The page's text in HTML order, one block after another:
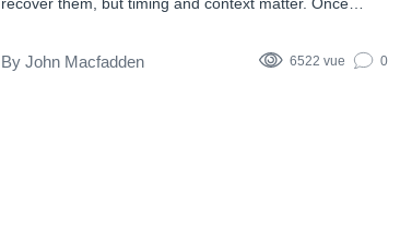
do it for you. How? Find the answer in this…
John Macfadden 6522 vue 0